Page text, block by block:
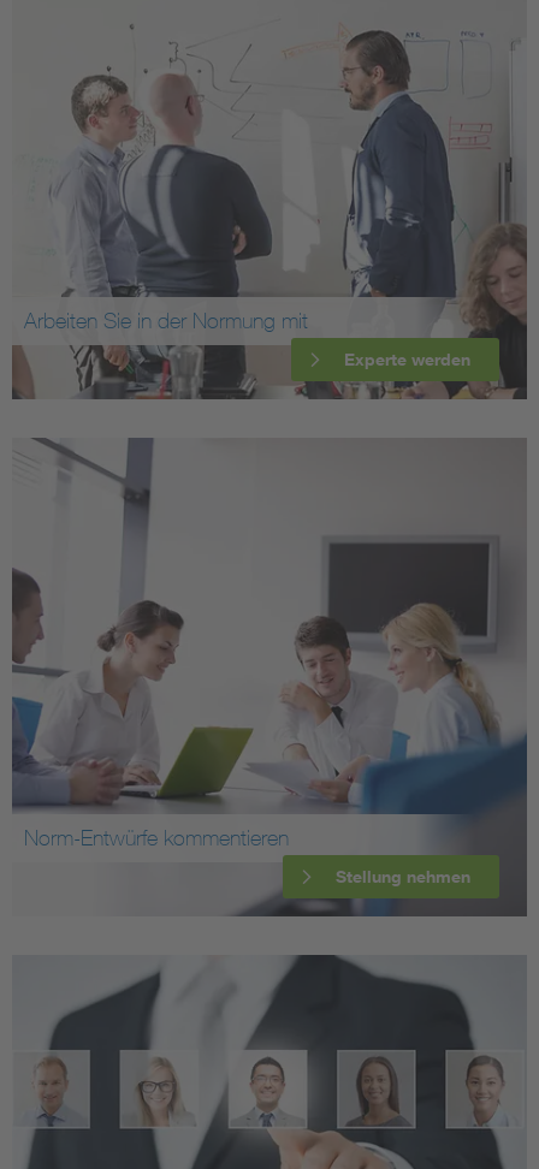
Arbeiten Sie in der Normung mit
Experte werden
Norm-Entwürfe kommentieren
Stellung nehmen